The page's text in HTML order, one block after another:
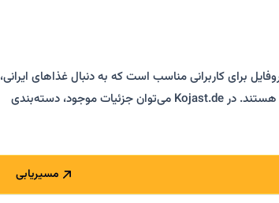
برای کاربرانی مناسب است که به دنبال غذاهای ایرانی،
کباب، خورش، پلوهای ایرانی، دسرها و نوشیدنی‌های ایرانی هستند. در Kojast.de می‌توان جزئیات موجود، دسته‌بندی
مسیریابی